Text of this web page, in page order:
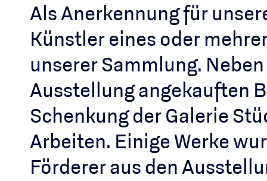
Als Anerkennung für
Künstler eines oder
unserer Sammlung.
Ausstellung angekauften
Schenkung der Galerie
Arbeiten. Einige Werke
Förderer aus den